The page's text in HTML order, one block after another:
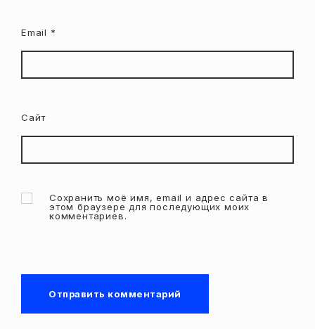
Email *
Сайт
Сохранить моё имя, email и адрес сайта в
этом браузере для последующих моих
комментариев.